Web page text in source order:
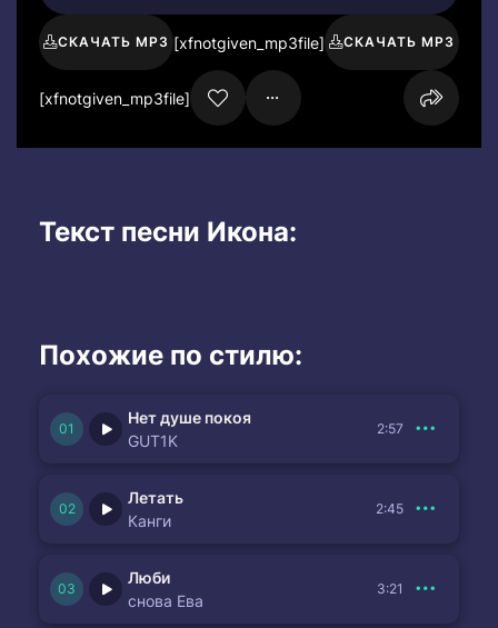
СКАЧАТЬ MP3 [xfnotgiven_mp3file] СКАЧАТЬ MP3
[xfnotgiven_mp3file]
Текст песни Икона:
Похожие по стилю:
Нет душе покоя
GUT1K
2:57
Летать
Канги
2:45
Люби
снова Ева
3:21